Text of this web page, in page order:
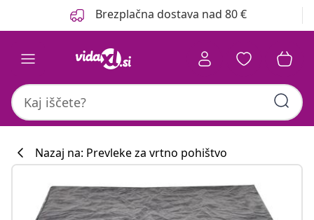
Brezplačna dostava nad 80 €
Nazaj na: Prevleke za vrtno pohištvo